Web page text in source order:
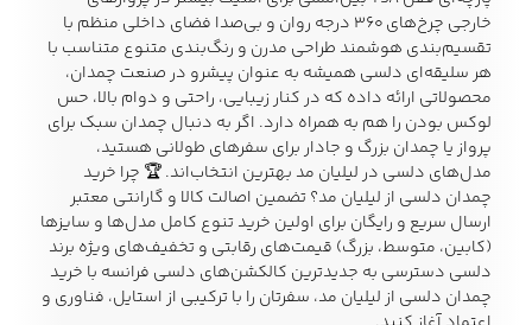
سویشرت و هودی
مردانه
اکسسوری مردانه پوشت مردانه
کیف مردانه
کیف پول و جاکارتی
مردانه
کمربند مردانه
خارجی چرخ‌های ۳۶۰ درجه روان و بی‌صدا فضای داخلی منظم با
تقسیم‌بندی هوشمند طراحی مدرن و رنگ‌بندی متنوع متناسب با
هر سلیقه‌ای دلسی همیشه به عنوان پیشرو در صنعت چمدان،
محصولاتی ارائه داده که در کنار زیبایی، راحتی و دوام بالا، حس
لوکس بودن را هم به همراه دارد. اگر به دنبال چمدان سبک برای
پرواز یا چمدان بزرگ و جادار برای سفرهای طولانی هستید،
مدل‌های دلسی در لیلیان مد بهترین انتخاب‌اند. 🏆 چرا خرید
چمدان دلسی از لیلیان مد؟ تضمین اصالت کالا و گارانتی معتبر
ارسال سریع و رایگان برای اولین خرید تنوع کامل مدل‌ها و سایزها
(کابین، متوسط، بزرگ) قیمت‌های رقابتی و تخفیف‌های ویژه برند
دلسی دسترسی به جدیدترین کالکشن‌های دلسی فرانسه با خرید
چمدان دلسی از لیلیان مد، سفرتان را با ترکیبی از استایل، فناوری و